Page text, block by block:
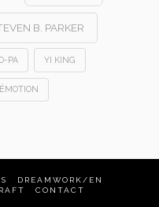
B. PARKER
PA YI KING
ÉMOTION
DREAMWORK/EN
CONTACT